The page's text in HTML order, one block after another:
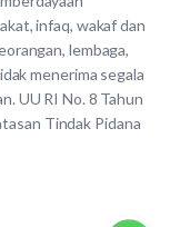
infaq, wakaf dan
lembaga,
menerima segala
UU RI No. 8 Tahun
Tindak Pidana